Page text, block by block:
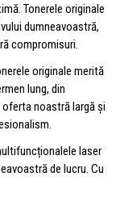
Tonerele originale
dumneavoastră,
compromisuri.
originale merită
lung, din
noastră largă și
laser
de lucru. Cu